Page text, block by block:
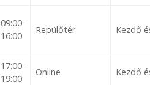
09:00-
16:00
Repülőtér Kezdő
17:00-
19:00
Online Kezdő